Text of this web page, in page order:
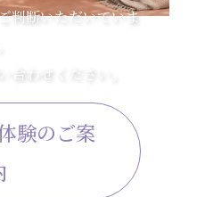
判断いただいていま
合わせください。
験のご案